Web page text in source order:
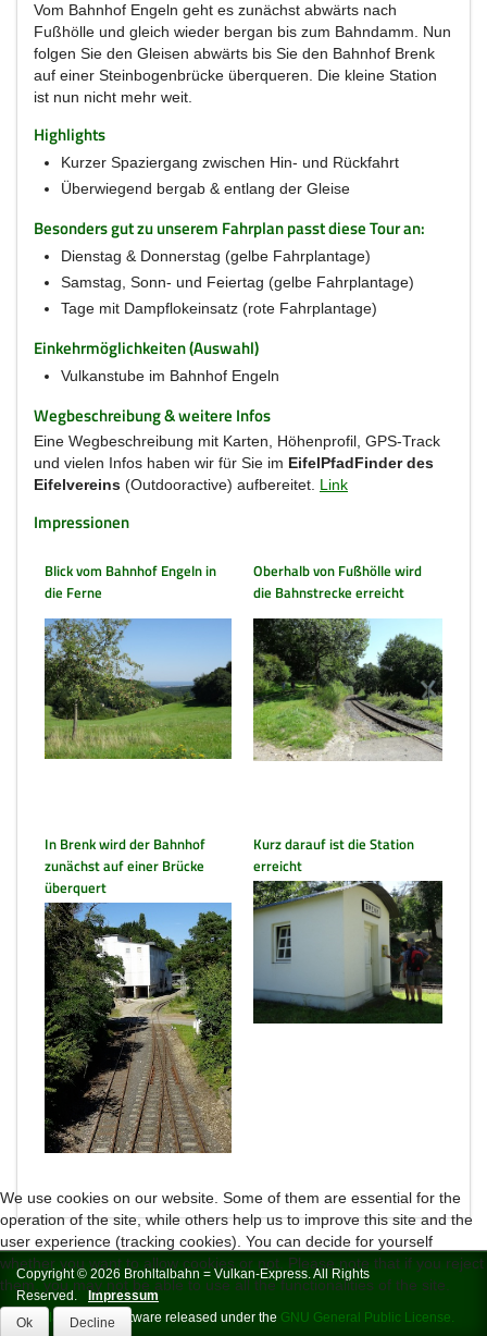
Vom Bahnhof Engeln geht es zunächst abwärts nach
Fußhölle und gleich wieder bergan bis zum Bahndamm. Nun
folgen Sie den Gleisen abwärts bis Sie den Bahnhof Brenk
auf einer Steinbogenbrücke überqueren. Die kleine Station
ist nun nicht mehr weit.
Highlights
Kurzer Spaziergang zwischen Hin- und Rückfahrt
Überwiegend bergab & entlang der Gleise
Besonders gut zu unserem Fahrplan passt diese Tour an:
Dienstag & Donnerstag (gelbe Fahrplantage)
Samstag, Sonn- und Feiertag (gelbe Fahrplantage)
Tage mit Dampflokeinsatz (rote Fahrplantage)
Einkehrmöglichkeiten (Auswahl)
Vulkanstube im Bahnhof Engeln
Wegbeschreibung & weitere Infos
Eine Wegbeschreibung mit Karten, Höhenprofil, GPS-Track
und vielen Infos haben wir für Sie im EifelPfadFinder des
Eifelvereins (Outdooractive) aufbereitet. Link
Impressionen
Blick vom Bahnhof Engeln in
die Ferne
Oberhalb von Fußhölle wird
die Bahnstrecke erreicht
In Brenk wird der Bahnhof
zunächst auf einer Brücke
überquert
Kurz darauf ist die Station
erreicht
Copyright © 2026 Brohltalbahn = Vulkan-Express. All Rights
Reserved.
Impressum
Joomla!
is Free Software released under the GNU General Public License.
We use cookies on our website. Some of them are essential for the
operation of the site, while others help us to improve this site and the
user experience (tracking cookies). You can decide for yourself
whether you want to allow cookies or not. Please note that if you reject
them, you may not be able to use all the functionalities of the site.
Ok Decline